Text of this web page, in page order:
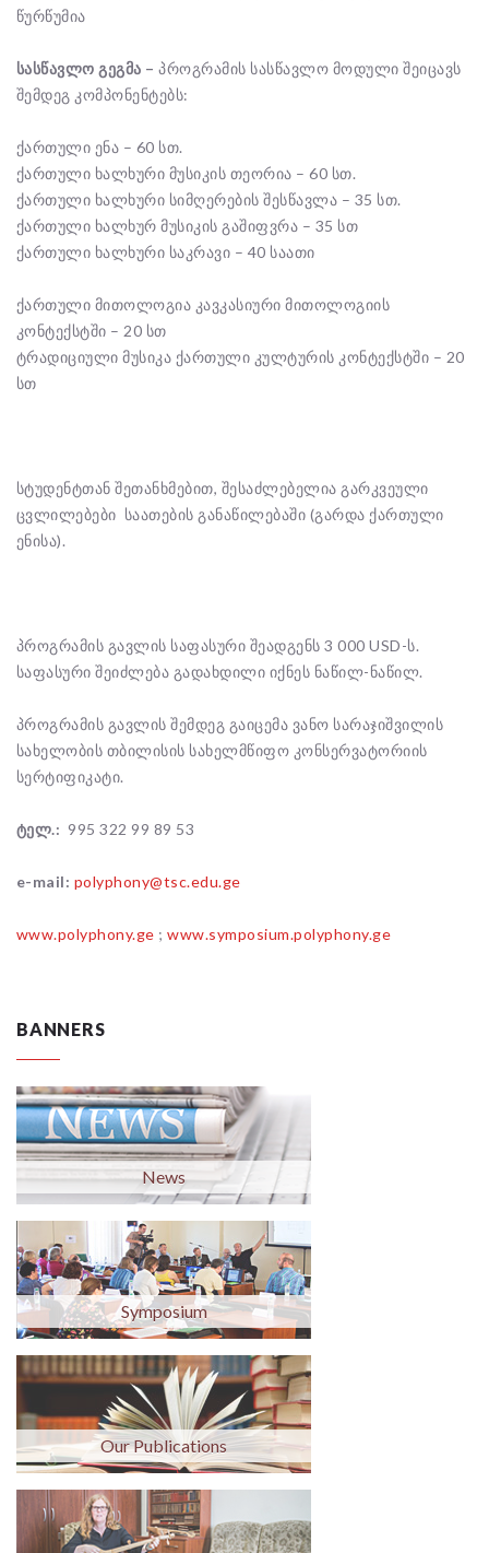
წურწუმია
სასწავლო გეგმა –პროგრამის სასწავლო მოდული შეიცავს
შემდეგ კომპონენტებს:
ქართული ენა – 60 სთ.
ქართული ხალხური მუსიკის თეორია – 60 სთ.
ქართული ხალხური სიმღერების შესწავლა – 35 სთ.
ქართული ხალხურ მუსიკის გაშიფვრა – 35 სთ
ქართული ხალხური საკრავი – 40 საათი
ქართული მითოლოგია კავკასიური მითოლოგიის
კონტექსტში – 20 სთ
ტრადიციული მუსიკა ქართული კულტურის კონტექსტში – 20
სთ
სტუდენტთან შეთანხმებით, შესაძლებელია გარკვეული
ცვლილებები საათების განაწილებაში (გარდა ქართული
ენისა).
პროგრამის გავლის საფასური შეადგენს 3 000 USD-ს.
საფასური შეიძლება გადახდილი იქნეს ნაწილ-ნაწილ.
პროგრამის გავლის შემდეგ გაიცემა ვანო სარაჯიშვილის
სახელობის თბილისის სახელმწიფო კონსერვატორიის
სერტიფიკატი.
ტელ.: 995 322 99 89 53
e-mail: polyphony@tsc.edu.ge
www.polyphony.ge ;www.symposium.polyphony.ge
BANNERS
News
Symposium
Our Publications